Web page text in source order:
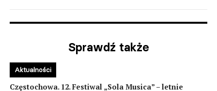
Sprawdź także
Częstochowa. 12. Festiwal „Sola Musica” – letnie
Aktualności